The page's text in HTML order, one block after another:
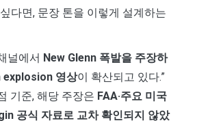
다면, 문장 톤을 이렇게 설계하는
널에서 New Glenn 폭발을 주장하
영상이 확산되고 있다.”
기준, 해당 주장은 FAA·주요 미국
공식 자료로 교차 확인되지 않았